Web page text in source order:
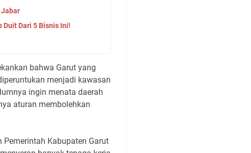
Jabar
Duit Dari 5 Bisnis Ini!
bahwa Garut yang
menjadi kawasan
ingin menata daerah
aturan membolehkan
Kabupaten Garut